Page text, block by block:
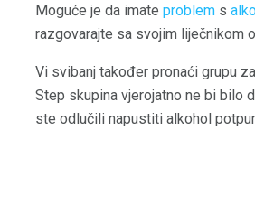
Moguće je da imate problem s
razgovarajte sa svojim liječnikom
Vi svibanj također pronaći grupu
Step skupina vjerojatno ne bi bilo
ste odlučili napustiti alkohol